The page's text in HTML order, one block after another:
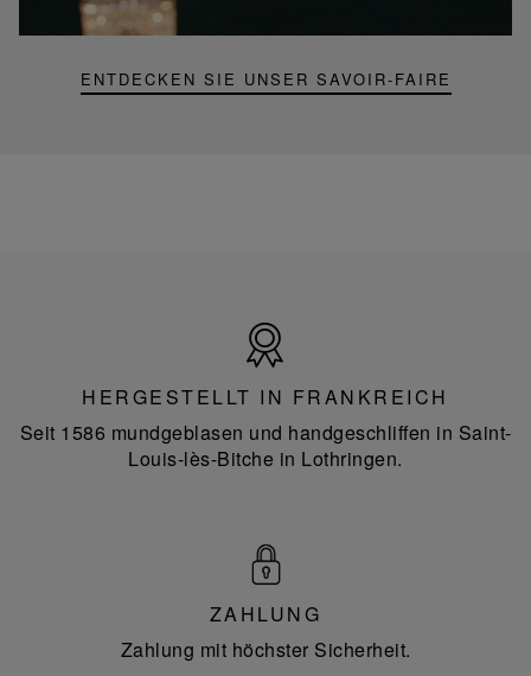
ENTDECKEN SIE UNSER SAVOIR-FAIRE
Frankreich
HERGESTELLT IN FRANKREICH
Seit 1586 mundgeblasen und handgeschliffen in Saint-
Louis-lès-Bitche in Lothringen.
ZAHLUNG
Zahlung mit höchster Sicherheit.